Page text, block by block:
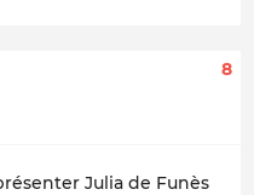
8
Julia de Funès